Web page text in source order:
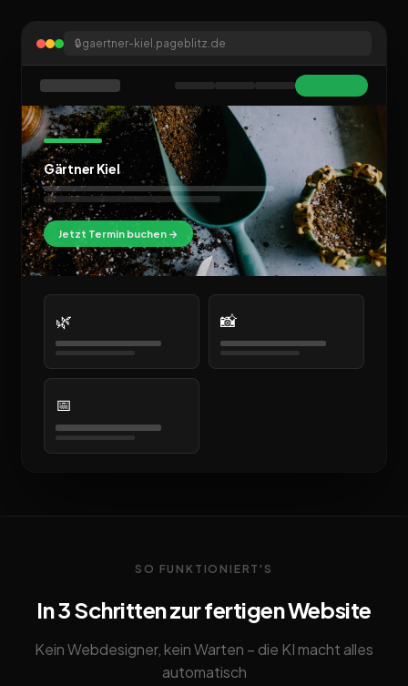
🔒gaertner-kiel.pageblitz.de
Gärtner Kiel
Jetzt Termin buchen →
🌿 📸
📅
SO FUNKTIONIERT'S
In 3 Schritten zur fertigen Website
Kein Webdesigner, kein Warten – die KI macht alles
automatisch